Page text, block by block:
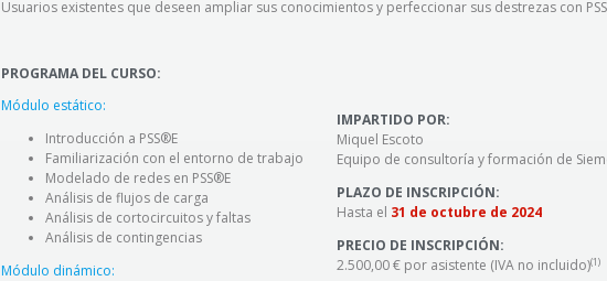
Usuarios existentes que deseen ampliar sus conocimientos y perfeccionar sus destrezas con
PROGRAMA DEL CURSO:
Módulo estático:
Introducción a PSS®E
Familiarización con el entorno de trabajo
Modelado de redes en PSS®E
Análisis de flujos de carga
Análisis de cortocircuitos y faltas
Análisis de contingencias
Módulo dinámico:
IMPARTIDO POR:
Miquel Escoto
Equipo de consultoría y formación de
PLAZO DE INSCRIPCIÓN:
Hasta el 31 de octubre de 2024
PRECIO DE INSCRIPCIÓN:
2.500,00 € por asistente (IVA no incluido)(1)